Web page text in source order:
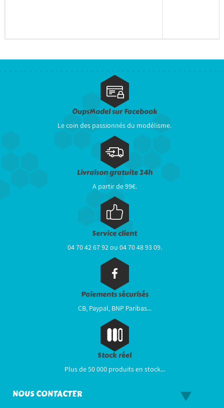
OupsModel sur Facebook
Le coin des passionnés du modélisme.
Livraison gratuite 24h
A partir de 99€.
Service client
04 70 42 67 92 ou 04 70 48 93 09.
Paiements sécurisés
CB, Paypal, BNP Paribas...
Stock réel
Plus de 50 000 produits en stock...
NOUS CONTACTER